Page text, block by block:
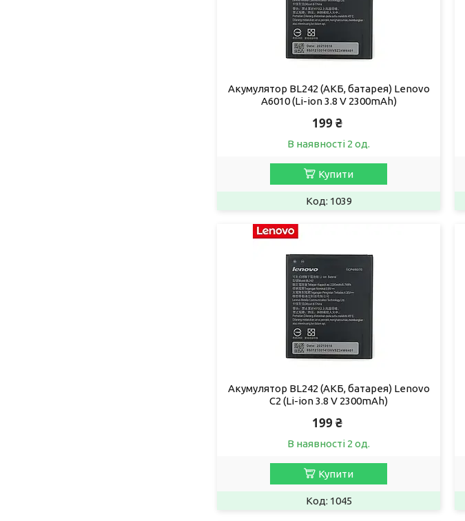
Акумулятор BL242 (АКБ, батарея) Lenovo
A6010 (Li-ion 3.8 V 2300mAh)
199 ₴
В наявності 2 од.
Купити
1039
Акумулятор BL242 (АКБ, батарея) Lenovo
C2 (Li-ion 3.8 V 2300mAh)
199 ₴
В наявності 2 од.
Купити
1045